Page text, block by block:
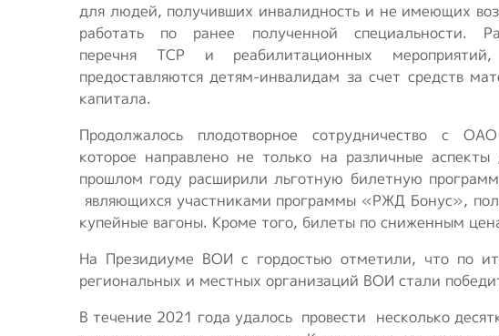
для людей, получивших инвалидность и не имеющих
работать по ранее полученной специальности.
перечня ТСР и реабилитационных мероприятий,
предоставляются детям-инвалидам за счет средств
капитала.
Продолжалось плодотворное сотрудничество с
которое направлено не только на различные
прошлом году расширили льготную билетную
являющихся участниками программы «РЖД Бонус»,
купейные вагоны. Кроме того, билеты по сниженным
На Президиуме ВОИ с гордостью отметили, что по
региональных и местных организаций ВОИ стали
В течение 2021 года удалось провести несколько